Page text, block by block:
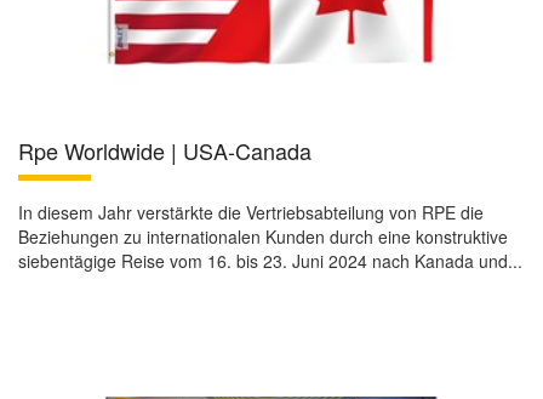
Rpe Worldwide | USA-Canada
In diesem Jahr verstärkte die Vertriebsabteilung von RPE die
Beziehungen zu internationalen Kunden durch eine konstruktive
siebentägige Reise vom 16. bis 23. Juni 2024 nach Kanada und...